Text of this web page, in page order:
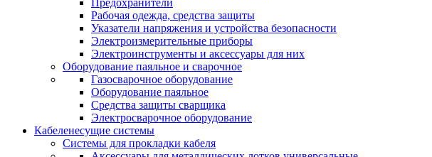
Предохранители
Рабочая одежда, средства защиты
Указатели напряжения и устройства безопасности
Электроизмерительные приборы
Электроинструменты и аксессуары для них
Оборудование паяльное и сварочное
Газосварочное оборудование
Оборудование паяльное
Средства защиты сварщика
Электросварочное оборудование
Кабеленесущие системы
Системы для прокладки кабеля